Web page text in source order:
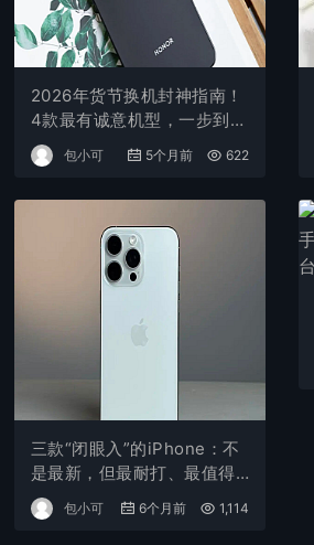
2026年货节换机封神指南！
4款最有诚意机型，一步到位
512GB才不亏
包小可 5个月前 622
三款“闭眼入”的iPhone：不
是最新，但最耐打、最值得
买
包小可 6个月前 1,114